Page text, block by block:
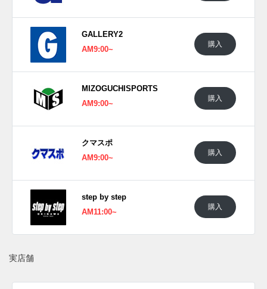
GALLERY2
AM9:00~
購入
MIZOGUCHISPORTS
AM9:00~
購入
クマスポ
AM9:00~
購入
step by step
AM11:00~
購入
実店舗